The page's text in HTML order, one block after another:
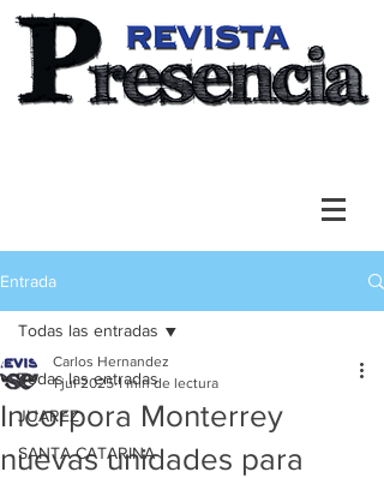
Entrada
Todas las entradas
JUAREZ
SANTA CATARINA
Todas las entradas
Incorpora Monterrey
nuevas unidades para
Carlos Hernandez
1 jul 2025 1 min de lectura